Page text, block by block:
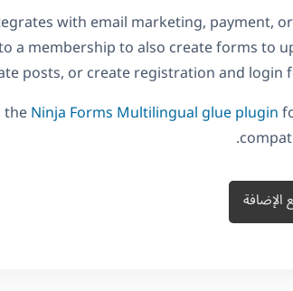
with email marketing, payment,
a membership to also create forms to
posts, or create registration and login
Ninja Forms Multilingual glue plugin
الإضافة